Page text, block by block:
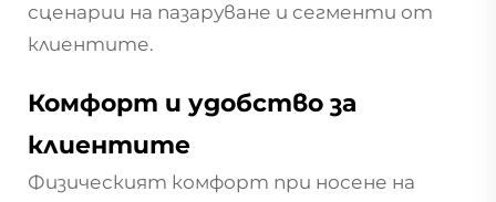
сценарии на пазаруване и сегменти от
клиентите.
Комфорт и удобство за
клиентите
Физическият комфорт при носене на